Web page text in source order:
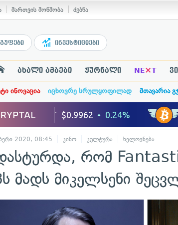
მართვის მოწმობა ძებნა
ინვესტიციები
ახალი ამბები ჟურნალი NE×T
ინოვაცია იცხოვრე სრულყოფილად მთავარია
2020, 08:45 კინო კულტურა ხელოვნება
რომ
მადს მიკელსენი